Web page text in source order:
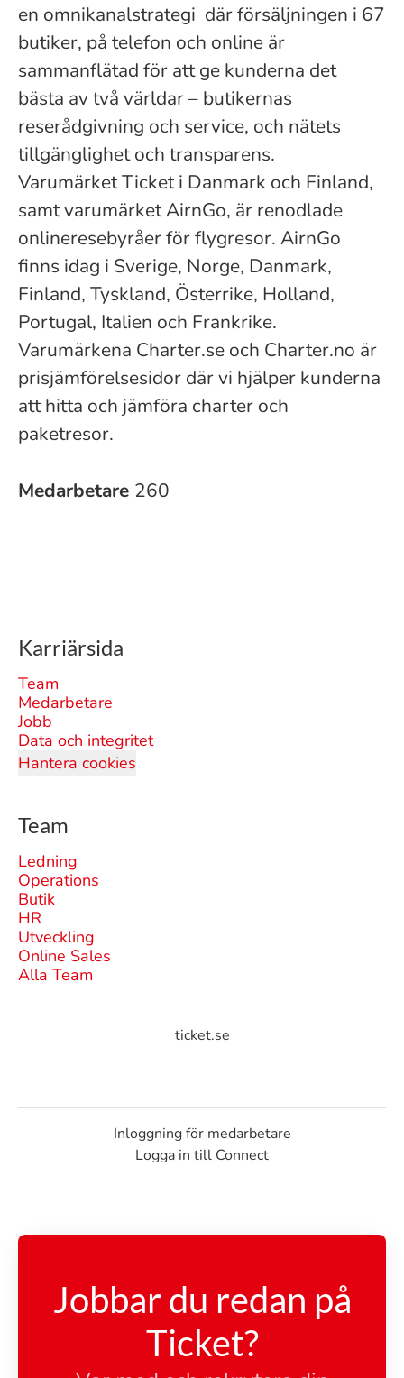
en omnikanalstrategi där försäljningen i 67
butiker, på telefon och online är
sammanflätad för att ge kunderna det
bästa av två världar – butikernas
reserådgivning och service, och nätets
tillgänglighet och transparens.
Varumärket Ticket i Danmark och Finland,
samt varumärket AirnGo, är renodlade
onlineresebyråer för flygresor. AirnGo
finns idag i Sverige, Norge, Danmark,
Finland, Tyskland, Österrike, Holland,
Portugal, Italien och Frankrike.
Varumärkena Charter.se och Charter.no är
prisjämförelsesidor där vi hjälper kunderna
att hitta och jämföra charter och
paketresor.
Medarbetare 260
Karriärsida
Team
Medarbetare
Jobb
Data och integritet
Hantera cookies
Team
Ledning
Operations
Butik
HR
Utveckling
Online Sales
Alla Team
ticket.se
Inloggning för medarbetare
Logga in till Connect
Jobbar du redan på
Ticket?